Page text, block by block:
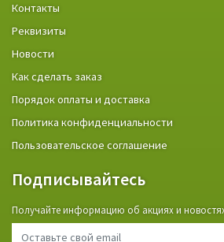
Контакты
Реквизиты
Новости
Как сделать заказ
Порядок оплаты и доставка
Политика конфиденциальности
Пользовательское соглашение
Подписывайтесь
Получайте информацию об акциях и